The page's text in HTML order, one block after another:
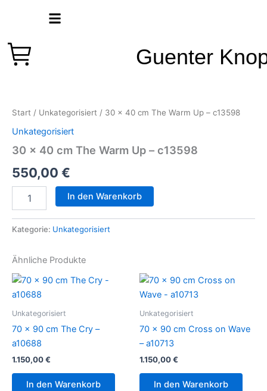
Guenter
Start / Unkategorisiert / 30 x 40 cm The Warm Up – c13598
Unkategorisiert
30 x 40 cm The Warm Up – c13598
550,00 €
cm
The
Up
c13598
Menge
In den Warenkorb
Kategorie: Unkategorisiert
Ähnliche Produkte
Unkategorisiert
70 x 90 cm The Cry –
a10688
1.150,00€
In den Warenkorb
Unkategorisiert
70 x 90 cm Cross on Wave
– a10713
1.150,00€
In den Warenkorb